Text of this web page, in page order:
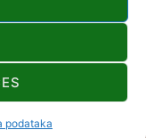
podataka
Official page of